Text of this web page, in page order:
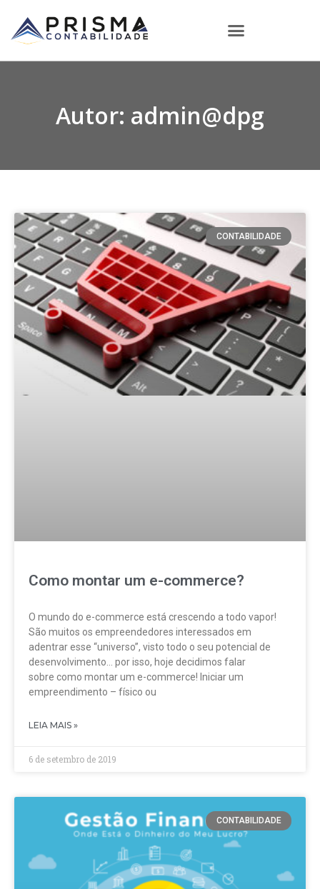
Autor: admin@dpg
CONTABILIDADE
Como montar um e-commerce?
O mundo do e-commerce está crescendo a todo vapor!
São muitos os empreendedores interessados em
adentrar esse “universo”, visto todo o seu potencial de
desenvolvimento… por isso, hoje decidimos falar
sobre como montar um e-commerce! Iniciar um
empreendimento – físico ou
LEIA MAIS »
6 de setembro de 2019
CONTABILIDADE